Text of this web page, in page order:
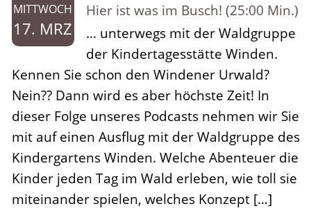
MITTWOCH
17. MRZ
Hier ist was im Busch! (25:00 Min.)
… unterwegs mit der Waldgruppe
der Kindertagesstätte Winden.
Kennen Sie schon den Windener Urwald?
Nein?? Dann wird es aber höchste Zeit! In
dieser Folge unseres Podcasts nehmen wir Sie
mit auf einen Ausflug mit der Waldgruppe des
Kindergartens Winden. Welche Abenteuer die
Kinder jeden Tag im Wald erleben, wie toll sie
miteinander spielen, welches Konzept […]